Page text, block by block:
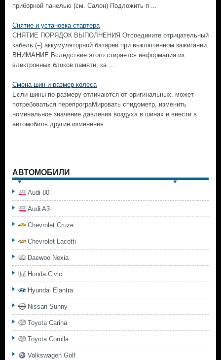
приборной панелью (см. Салон) Подложить п ...
Снятие и установка стартера
СНЯТИЕ ПОРЯДОК ВЫПОЛНЕНИЯ Отсоедините отрицательный
кабель (–) аккумуляторной батареи при выключенном зажигании.
ВНИМАНИЕ Вследствие этого стирается информация из
электронных блоков памяти, ка ...
Смена шин и размер колеса
Если шины по размеру отличаются от оригинальных, может
потребоваться перепрограМировать спидометр, изменить
номинальное значение давления воздуха в шинах и внести в
автомобиль другие изменения. ...
АВТОМОБИЛИ
Audi 80
Audi A3
Chevrolet Cruze
Chevrolet Lacetti
Daewoo Nexia
Honda Civic
Hyundai Elantra
Nissan Sunny
Toyota Carina
Toyota Corolla
Volkswagen Golf